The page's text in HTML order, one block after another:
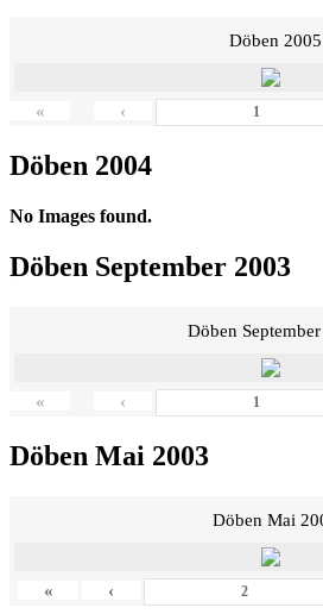
Döben 2005
« ‹
Döben 2004
No Images found.
Döben September 2003
Döben
« ‹
Döben Mai 2003
Döben Mai
« ‹